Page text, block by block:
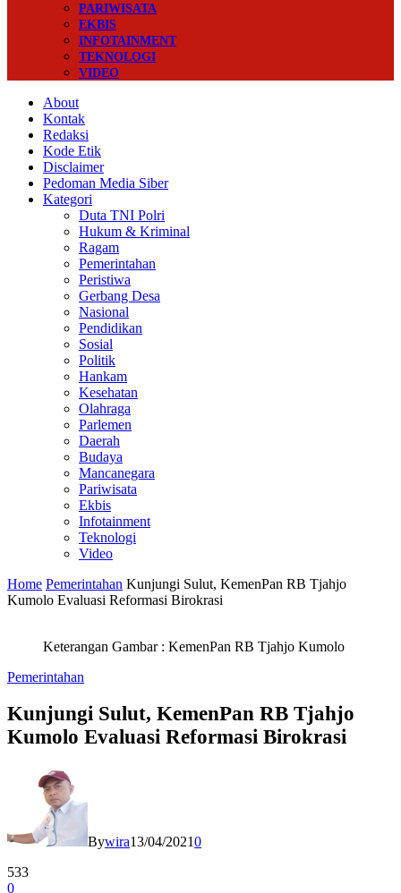
PARIWISATA
EKBIS
INFOTAINMENT
TEKNOLOGI
VIDEO
About
Kontak
Redaksi
Kode Etik
Disclaimer
Pedoman Media Siber
Kategori
Duta TNI Polri
Hukum & Kriminal
Ragam
Pemerintahan
Peristiwa
Gerbang Desa
Nasional
Pendidikan
Sosial
Politik
Hankam
Kesehatan
Olahraga
Parlemen
Daerah
Budaya
Mancanegara
Pariwisata
Ekbis
Infotainment
Teknologi
Video
Home Pemerintahan Kunjungi Sulut, KemenPan RB Tjahjo
Kumolo Evaluasi Reformasi Birokrasi
Keterangan Gambar : KemenPan RB Tjahjo Kumolo
Pemerintahan
Kunjungi Sulut, KemenPan RB Tjahjo
Kumolo Evaluasi Reformasi Birokrasi
Bywira13/04/20210
533
0